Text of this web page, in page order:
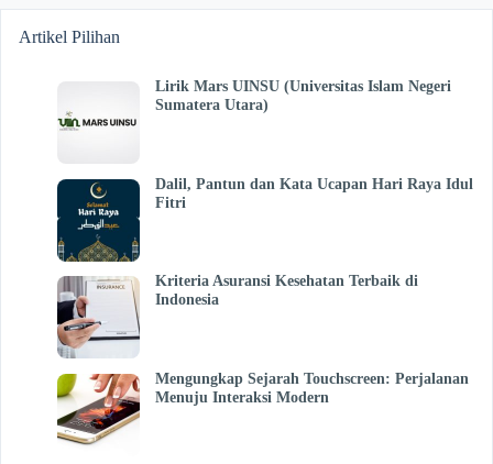
Artikel Pilihan
Lirik Mars UINSU (Universitas Islam Negeri
Sumatera Utara)
Dalil, Pantun dan Kata Ucapan Hari Raya Idul
Fitri
Kriteria Asuransi Kesehatan Terbaik di
Indonesia
Mengungkap Sejarah Touchscreen: Perjalanan
Menuju Interaksi Modern